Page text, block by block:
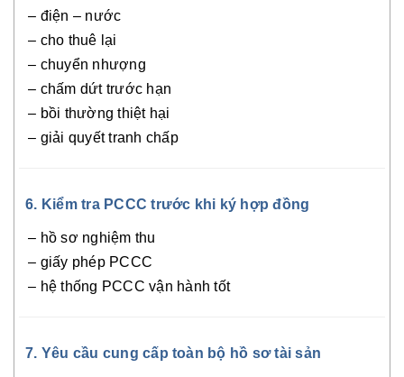
– điện – nước
– cho thuê lại
– chuyển nhượng
– chấm dứt trước hạn
– bồi thường thiệt hại
– giải quyết tranh chấp
6. Kiểm tra PCCC trước khi ký hợp đồng
– hồ sơ nghiệm thu
– giấy phép PCCC
– hệ thống PCCC vận hành tốt
7. Yêu cầu cung cấp toàn bộ hồ sơ tài sản